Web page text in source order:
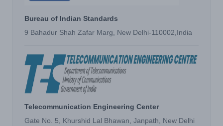
Bureau of Indian Standards
9 Bahadur Shah Zafar Marg, New Delhi-110002,India
Telecommunication Engineering Center
Gate No. 5, Khurshid Lal Bhawan, Janpath, New Delhi